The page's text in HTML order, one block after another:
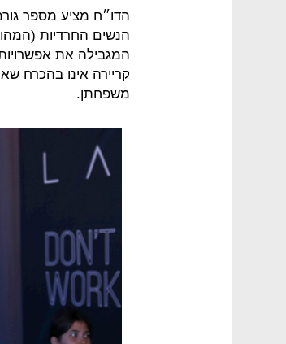
הדו״ח מציע מספר
הנשים החרדיות
המגבילה את
קריירה אינו בהכרח
משפחתן.